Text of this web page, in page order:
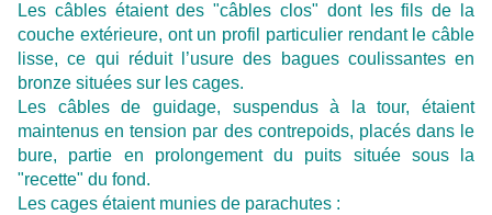
Les câbles étaient des "câbles clos" dont les fils de la
couche extérieure, ont un profil particulier rendant le câble
lisse, ce qui réduit l’usure des bagues coulissantes en
bronze situées sur les cages.
Les câbles de guidage, suspendus à la tour, étaient
maintenus en tension par des contrepoids, placés dans le
bure, partie en prolongement du puits située sous la
"recette" du fond.
Les cages étaient munies de parachutes :